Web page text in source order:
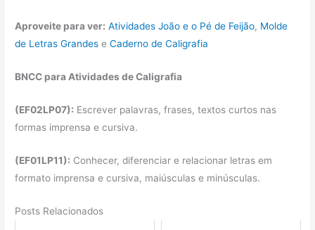
Aproveite para ver: Atividades João e o Pé de Feijão, Molde
de Letras Grandes eCaderno de Caligrafia
BNCC para Atividades de Caligrafia
(EF02LP07): Escrever palavras, frases, textos curtos nas
formas imprensa e cursiva.
(EF01LP11): Conhecer, diferenciar e relacionar letras em
formato imprensa e cursiva, maiúsculas e minúsculas.
Posts Relacionados